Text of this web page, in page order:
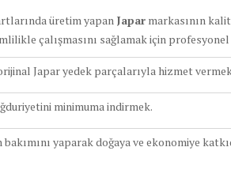
üretim yapan Japar markasının
çalışmasını sağlamak için
Japar yedek parçalarıyla hizmet
minimuma indirmek.
yaparak doğaya ve ekonomiye